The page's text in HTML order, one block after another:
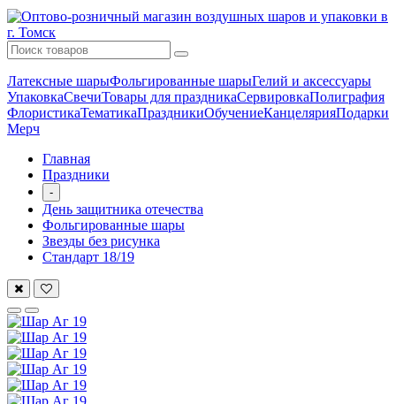
Латексные шарыФольгированные шарыГелий и аксессуары
УпаковкаСвечиТовары для праздникаСервировкаПолиграфия
ФлористикаТематикаПраздникиОбучениеКанцелярияПодарки
Мерч
Главная
Праздники
-
День защитника отечества
Фольгированные шары
Звезды без рисунка
Стандарт 18/19